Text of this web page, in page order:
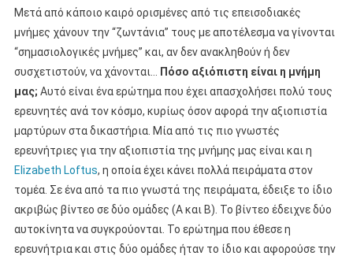
Μετά από κάποιο καιρό ορισμένες από τις επεισοδιακές
μνήμες χάνουν την “ζωντάνια” τους με αποτέλεσμα να γίνονται
“σημασιολογικές μνήμες” και, αν δεν ανακληθούν ή δεν
συσχετιστούν, να χάνονται…
Πόσο αξιόπιστη είναι η μνήμη
μας; Αυτό είναι ένα ερώτημα που έχει απασχολήσει πολύ τους
ερευνητές ανά τον κόσμο, κυρίως όσον αφορά την αξιοπιστία
μαρτύρων στα δικαστήρια. Μία από τις πιο γνωστές
ερευνήτριες για την αξιοπιστία της μνήμης μας είναι και η
Elizabeth Loftus, η οποία έχει κάνει πολλά πειράματα στον
τομέα. Σε ένα από τα πιο γνωστά της πειράματα, έδειξε το ίδιο
ακριβώς βίντεο σε δύο ομάδες (Α και Β). Το βίντεο έδειχνε δύο
αυτοκίνητα να συγκρούονται. Το ερώτημα που έθεσε η
ερευνήτρια και στις δύο ομάδες ήταν το ίδιο και αφορούσε την